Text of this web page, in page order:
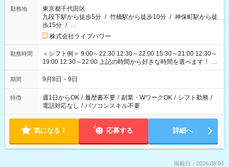
勤務地
東京都千代田区
九段下駅から徒歩5分 / 竹橋駅から徒歩10分 / 神保町駅から徒
歩15分 / …
株式会社ライブパワー
勤務時間
＜シフト例＞ 9:00～22:30 12:30～22:00 15:30～21:00 12:30～
19:00 12:30～22:00 上記の時間から好きな時間を選べます！ ※
時間は変更となる可能性があります
期間 9月8日・9日
特徴 週1日からOK / 履歴書不要 / 副業・WワークOK / シフト勤務 /
電話対応なし / パソコンスキル不要
気になる！ 応募する 詳細へ
掲載日：2026.08.04